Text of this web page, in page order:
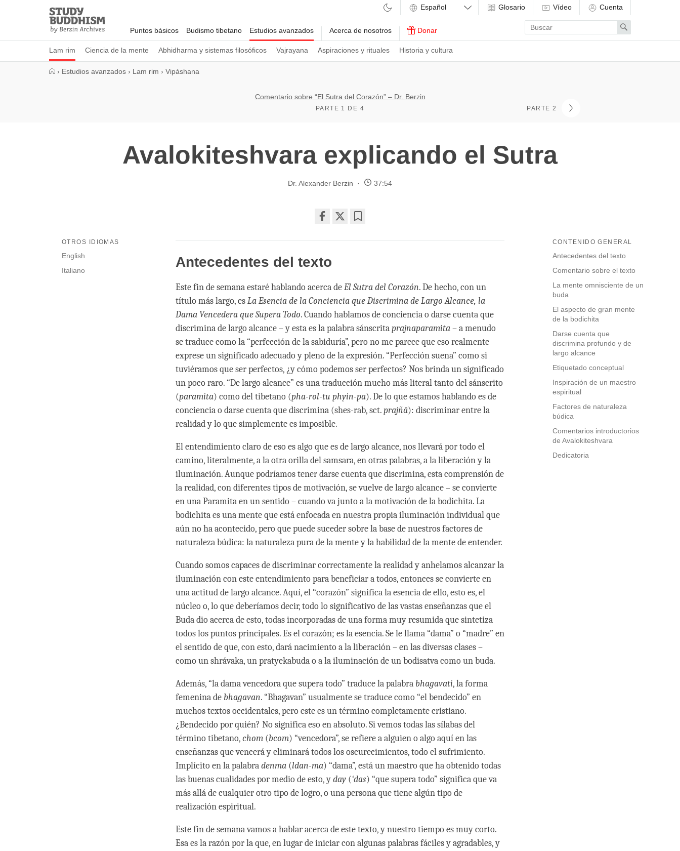
Study
Buddhism
Home
Puntos básicos Budismo tibetano Estudios avanzados
Lam rim Ciencia de la mente Abhidharma y sistemas filosóficos Vajrayana Aspiraciones y rituales Historia y cultura
Acerca de nosotros Donar
Glosario Vídeo Cuenta
Enter
search
term
Search
› Estudios avanzados › Lam rim › Vipáshana
Comentario sobre “El Sutra del Corazón” – Dr. Berzin
PARTE 1 DE 4 PARTE 2
Avalokiteshvara explicando el Sutra
Dr. Alexander Berzin 37:54
on
facebook
CONTENIDO GENERAL
Antecedentes del texto
Comentario sobre el texto
La mente omnisciente de un
buda
El aspecto de gran mente
de la bodichita
Darse cuenta que
discrimina profundo y de
largo alcance
Etiquetado conceptual
Inspiración de un maestro
espiritual
Factores de naturaleza
búdica
Comentarios introductorios
de Avalokiteshvara
Dedicatoria
OTROS IDIOMAS
English
Italiano
Antecedentes del texto
Este fin de semana estaré hablando acerca deEl Sutra del Corazón. De hecho, con un
título más largo, esLa Esencia de la Conciencia que Discrimina de Largo Alcance, la
Dama Vencedera que Supera Todo. Cuando hablamos de conciencia o darse cuenta que
discrimina de largo alcance – y esta es la palabra sánscritaprajnaparamita– a menudo
se traduce como la “perfección de la sabiduría”, pero no me parece que eso realmente
exprese un significado adecuado y pleno de la expresión. “Perfección suena” como si
tuviéramos que ser perfectos, ¿y cómo podemos ser perfectos? Nos brinda un significado
un poco raro. “De largo alcance” es una traducción mucho más literal tanto del sánscrito
(paramita) como del tibetano (pha-rol-tu phyin-pa). De lo que estamos hablando es de
conciencia o darse cuenta que discrimina (shes-rab, sct.prajñā): discriminar entre la
realidad y lo que simplemente es imposible.
El entendimiento claro de eso es algo que es de largo alcance, nos llevará por todo el
camino, literalmente, a la otra orilla del samsara, en otras palabras, a la liberación y la
iluminación. Aunque podríamos tener darse cuenta que discrimina, esta comprensión de
la realidad, con diferentes tipos de motivación, se vuelve de largo alcance – se convierte
en una Paramita en un sentido – cuando va junto a la motivación de la bodichita. La
bodichita es una mente que está enfocada en nuestra propia iluminación individual que
aún no ha acontecido, pero que puede suceder sobre la base de nuestros factores de
naturaleza búdica: la naturaleza pura de la mente y la habilidad de la mente de entender.
Cuando somos capaces de discriminar correctamente la realidad y anhelamos alcanzar la
iluminación con este entendimiento para beneficiar a todos, entonces se convierte en
una actitud de largo alcance. Aquí, el “corazón” significa la esencia de ello, esto es, el
núcleo o, lo que deberíamos decir, todo lo significativo de las vastas enseñanzas que el
Buda dio acerca de esto, todas incorporadas de una forma muy resumida que sintetiza
todos los puntos principales. Es el corazón; es la esencia. Se le llama “dama” o “madre” en
el sentido de que, con esto, dará nacimiento a la liberación – en las diversas clases –
como un shrávaka, un pratyekabuda o a la iluminación de un bodisatva como un buda.
Además, “la dama vencedora que supera todo” traduce la palabra bhagavati, la forma
femenina de bhagavan. “Bhagavan” usualmente se traduce como “el bendecido” en
muchos textos occidentales, pero este es un término completamente cristiano.
¿Bendecido por quién? No significa eso en absoluto. Si vemos todas las sílabas del
término tibetano,chom (bcom) “vencedora”, se refiere a alguien o algo aquí en las
enseñanzas que vencerá y eliminará todos los oscurecimientos, todo el sufrimiento.
Implícito en la palabradenma (ldan-ma) “dama”, está un maestro que ha obtenido todas
las buenas cualidades por medio de esto, yday (‘das) “que supera todo” significa que va
más allá de cualquier otro tipo de logro, o una persona que tiene algún tipo de
realización espiritual.
Este fin de semana vamos a hablar acerca de este texto, y nuestro tiempo es muy corto.
Esa es la razón por la que, en lugar de iniciar con algunas palabras fáciles y agradables, y